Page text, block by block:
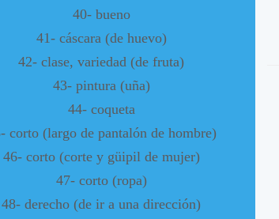
40- bueno
41- cáscara (de huevo)
42- clase, variedad (de fruta)
43- pintura (uña)
44- coqueta
corto (largo de pantalón de hombre)
46- corto (corte y güipil de mujer)
47- corto (ropa)
48- derecho (de ir a una dirección)